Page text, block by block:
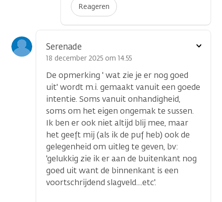
Reageren
Serenade
18 december 2025 om 14.55
De opmerking ' wat zie je er nog goed
uit' wordt m.i. gemaakt vanuit een goede
intentie. Soms vanuit onhandigheid,
soms om het eigen ongemak te sussen.
Ik ben er ook niet altijd blij mee, maar
het geeft mij (als ik de puf heb) ook de
gelegenheid om uitleg te geven, bv:
'gelukkig zie ik er aan de buitenkant nog
goed uit want de binnenkant is een
voortschrijdend slagveld....etc'.
Toon